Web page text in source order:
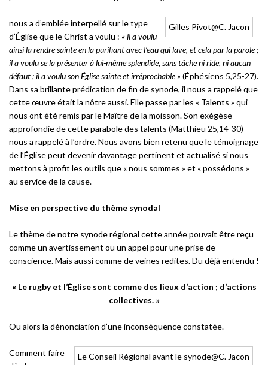
Gilles Pivot@C. Jacon
nous a d’emblée interpellé sur le type
d’Église que le Christ a voulu : « il a voulu
ainsi la rendre sainte en la purifiant avec l’eau qui lave, et cela par la parole ;
il a voulu se la présenter à lui-même splendide, sans tâche ni ride, ni aucun
défaut ; il a voulu son Église sainte et irréprochable »(Éphésiens 5,25-27).
Dans sa brillante prédication de fin de synode, il nous a rappelé que
cette œuvre était la nôtre aussi. Elle passe par les « Talents » qui
nous ont été remis par le Maître de la moisson. Son exégèse
approfondie de cette parabole des talents (Matthieu 25,14-30)
nous a rappelé à l’ordre. Nous avons bien retenu que le témoignage
de l’Église peut devenir davantage pertinent et actualisé si nous
mettons à profit les outils que « nous sommes » et « possédons »
au service de la cause.
Mise en perspective du thème synodal
Le thème de notre synode régional cette année pouvait être reçu
comme un avertissement ou un appel pour une prise de
conscience. Mais aussi comme de veines redites. Du déjà entendu !
« Le rugby et l’Église sont comme des lieux d’action ; d’actions
collectives. »
Ou alors la dénonciation d’une inconséquence constatée.
Le Conseil Régional avant le synode@C. Jacon
Comment faire